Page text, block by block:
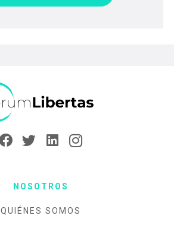
NOSOTROS
QUIÉNES SOMOS